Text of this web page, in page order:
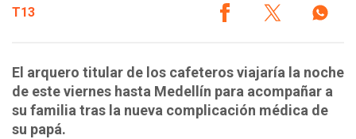
T13
El arquero titular de los cafeteros viajaría la noche
de este viernes hasta Medellín para acompañar a
su familia tras la nueva complicación médica de
su papá.